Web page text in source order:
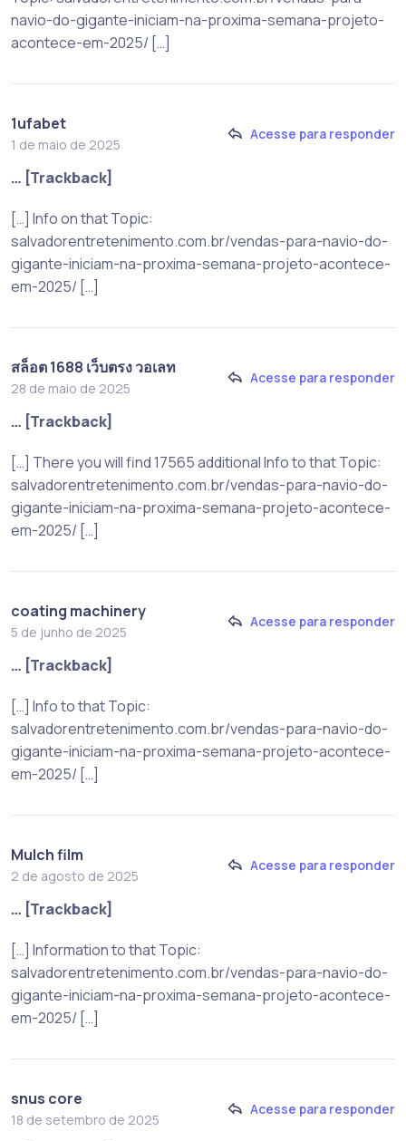
navio-do-gigante-iniciam-na-proxima-semana-projeto-
acontece-em-2025/ […]
1ufabet
1 de maio de 2025
Acesse para responder
… [Trackback]
[…] Info on that Topic:
salvadorentretenimento.com.br/vendas-para-navio-do-
gigante-iniciam-na-proxima-semana-projeto-acontece-
em-2025/ […]
สล็อต 1688 เว็บตรง วอเลท
28 de maio de 2025
Acesse para responder
… [Trackback]
[…] There you will find 17565 additional Info to that Topic:
salvadorentretenimento.com.br/vendas-para-navio-do-
gigante-iniciam-na-proxima-semana-projeto-acontece-
em-2025/ […]
coating machinery
5 de junho de 2025
Acesse para responder
… [Trackback]
[…] Info to that Topic:
salvadorentretenimento.com.br/vendas-para-navio-do-
gigante-iniciam-na-proxima-semana-projeto-acontece-
em-2025/ […]
Mulch film
2 de agosto de 2025
Acesse para responder
… [Trackback]
[…] Information to that Topic:
salvadorentretenimento.com.br/vendas-para-navio-do-
gigante-iniciam-na-proxima-semana-projeto-acontece-
em-2025/ […]
snus core
18 de setembro de 2025
Acesse para responder